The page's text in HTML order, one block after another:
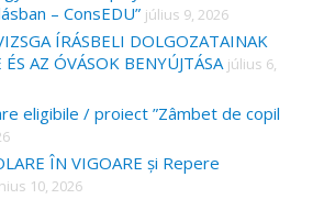
– ConsEDU” július 9, 2026
ÍRÁSBELI DOLGOZATAINAK
AZ ÓVÁSOK BENYÚJTÁSA július 6,
eligibile / proiect ”Zâmbet de copil
ÎN VIGOARE și Repere
10, 2026